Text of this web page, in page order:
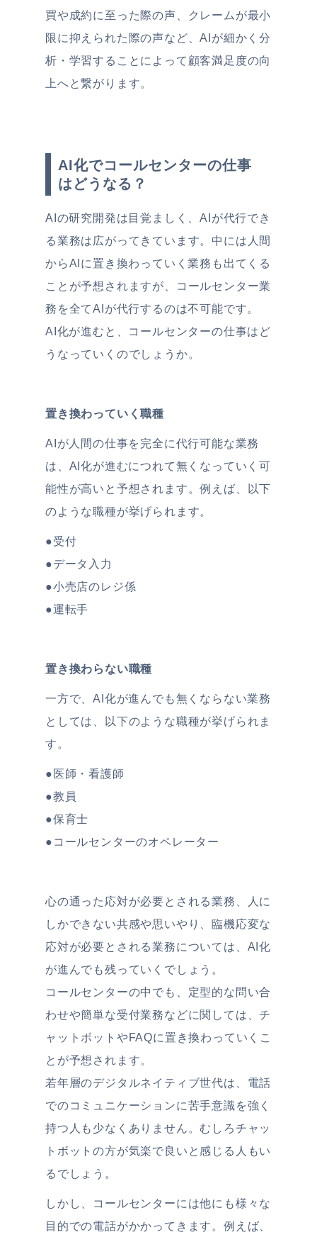
買や成約に至った際の声、クレームが最小
限に抑えられた際の声など、AIが細かく分
析・学習することによって顧客満足度の向
上へと繋がります。
AI化でコールセンターの仕事
はどうなる？
AIの研究開発は目覚ましく、AIが代行でき
る業務は広がってきています。中には人間
からAIに置き換わっていく業務も出てくる
ことが予想されますが、コールセンター業
務を全てAIが代行するのは不可能です。
AI化が進むと、コールセンターの仕事はど
うなっていくのでしょうか。
置き換わっていく職種
AIが人間の仕事を完全に代行可能な業務
は、AI化が進むにつれて無くなっていく可
能性が高いと予想されます。例えば、以下
のような職種が挙げられます。
●受付
●データ入力
●小売店のレジ係
●運転手
置き換わらない職種
一方で、AI化が進んでも無くならない業務
としては、以下のような職種が挙げられま
す。
●医師・看護師
●教員
●保育士
●コールセンターのオペレーター
心の通った応対が必要とされる業務、人に
しかできない共感や思いやり、臨機応変な
応対が必要とされる業務については、AI化
が進んでも残っていくでしょう。
コールセンターの中でも、定型的な問い合
わせや簡単な受付業務などに関しては、チ
ャットボットやFAQに置き換わっていくこ
とが予想されます。
若年層のデジタルネイティブ世代は、電話
でのコミュニケーションに苦手意識を強く
持つ人も少なくありません。むしろチャッ
トボットの方が気楽で良いと感じる人もい
るでしょう。
しかし、コールセンターには他にも様々な
目的での電話がかかってきます。例えば、